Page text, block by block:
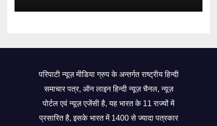
परिपाटी न्यूज़ मीडिया ग्रुप के अन्तर्गत राष्ट्रीय हिन्दी
समाचार पत्र, ऑन लाइन हिन्दी न्यूज़ चैनल, न्यूज़
पोर्टल एवं न्यूज़ एजेंसी है, यह भारत के 11 राज्यों में
प्रसारित है, इसके भारत में 1400 से ज्यादा पत्रकार